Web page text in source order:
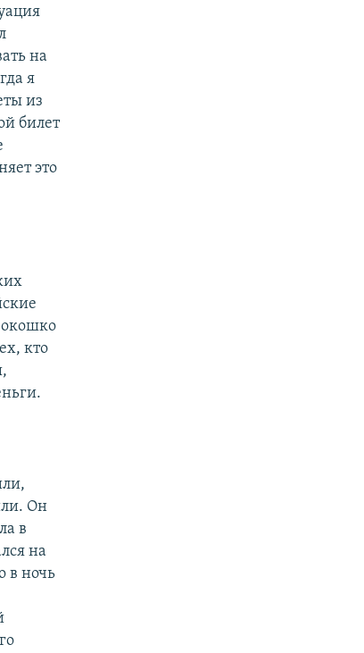
на
я
из
билет
это
окошко
кто
Он
в
на
в ночь